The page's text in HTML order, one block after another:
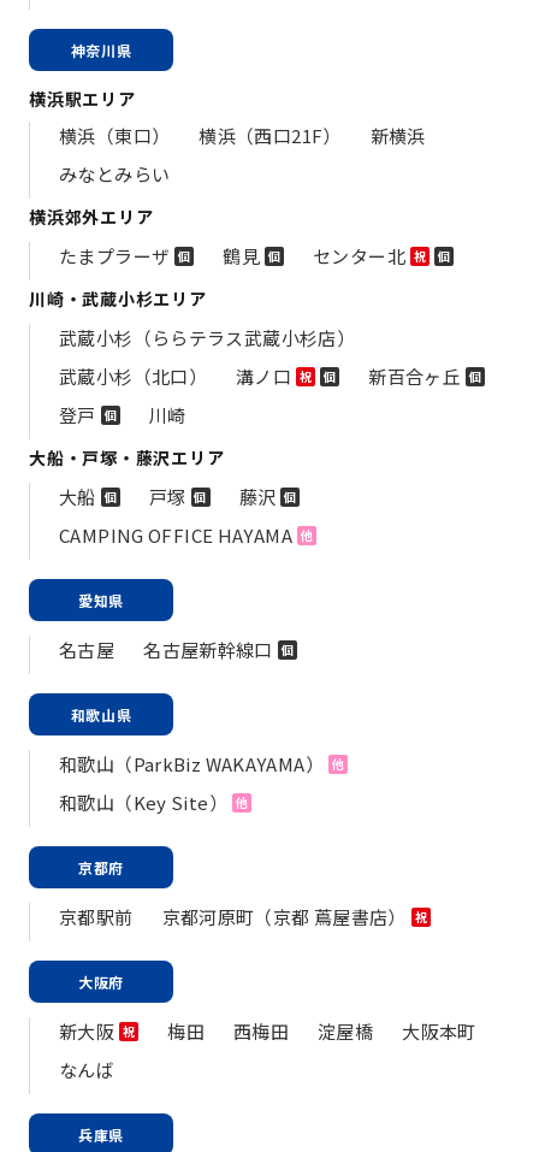
神奈川県
横浜駅エリア
横浜（東口） 横浜（西口21F）
新横浜
みなとみらい
横浜郊外エリア
たまプラーザ 個 鶴見 個 センター北 祝 個
川崎・武蔵小杉エリア
武蔵小杉（ららテラス武蔵小杉店）
武蔵小杉（北口）
溝ノ口 祝 個 新百合ヶ丘 個
登戸 個 川崎
大船・戸塚・藤沢エリア
大船 個 戸塚 個 藤沢 個
CAMPING OFFICE HAYAMA 他
愛知県
名古屋 名古屋新幹線口 個
和歌山県
和歌山（ParkBiz WAKAYAMA） 他
和歌山（Key Site） 他
京都府
京都駅前 京都河原町（京都 蔦屋書店） 祝
大阪府
新大阪 祝 梅田 西梅田 淀屋橋
大阪本町
なんば
兵庫県